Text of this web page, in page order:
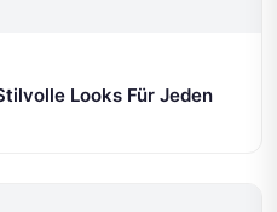
Looks Für Jeden